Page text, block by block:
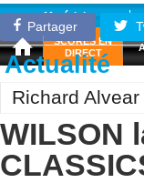
Matériel
SCORES EN
DIRECT
Partager
Actualité
Richard
WILSON